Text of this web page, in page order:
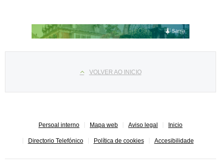
VOLVER AO INICIO
Persoal interno Mapa web Aviso legal Inicio
Directorio Telefónico Política de cookies Accesibilidade